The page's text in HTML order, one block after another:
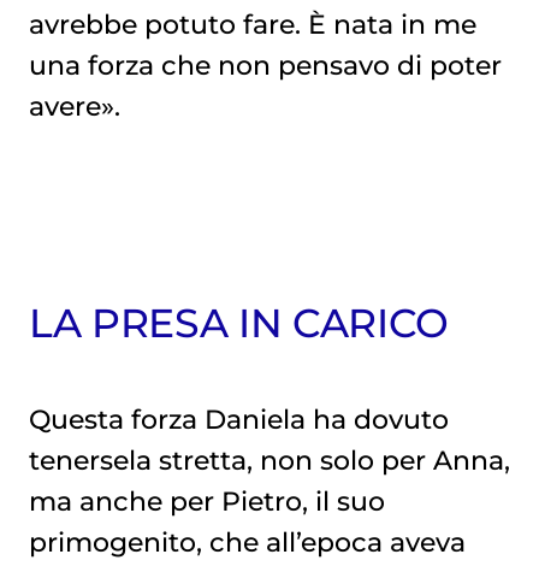
avrebbe potuto fare. È nata in me
una forza che non pensavo di poter
avere».
LA PRESA IN CARICO
Questa forza Daniela ha dovuto
tenersela stretta, non solo per Anna,
ma anche per Pietro, il suo
primogenito, che all’epoca aveva